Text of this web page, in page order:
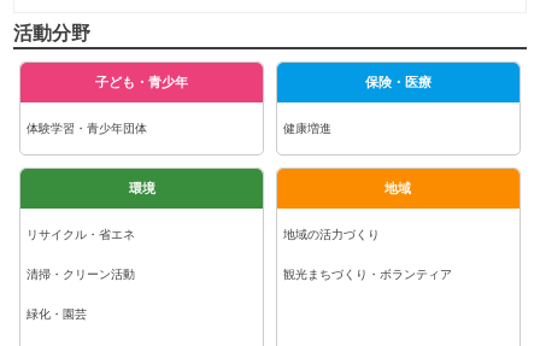
活動分野
子ども・青少年
体験学習・青少年団体
保険・医療
健康増進
環境
リサイクル・省エネ
清掃・クリーン活動
緑化・園芸
地域
地域の活力づくり
観光まちづくり・ボランティア